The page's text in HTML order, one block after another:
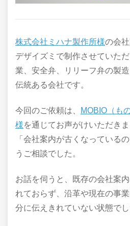
株式会社ミハナ製作所様の会
デザイズミで制作させていた
業、安全弁、リリーフ弁の製
伝統ある会社です。
今回のご依頼は、
MOBIO（も
様を通じてお声がけいただきま
「会社案内が古くなっている
うご相談でした。
お話を伺うと、既存の会社案
れておらず、沿革や現在の事
分に伝えきれていない状態でし